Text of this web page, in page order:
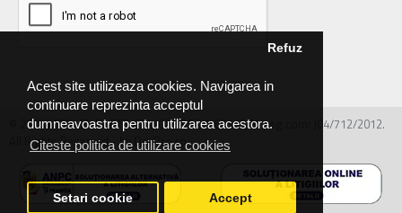
Acest site utilizeaza cookies. Navigarea in
continuare reprezinta acceptul
dumneavoastra pentru utilizarea acestora.
Citeste politica de utilizare cookies
Refuz
Setari cookie Accept
© 2026 MIRALEX PARTS SRL, CIF: RO30468586, Nr.reg.com: J04/712/2012.
All Rights Reserved - by DevPro.ro